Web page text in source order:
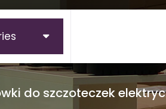
do szczoteczek